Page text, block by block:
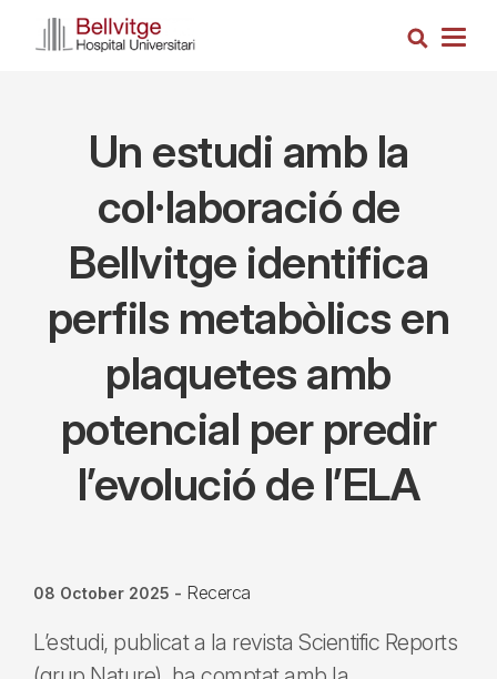
Search
Un estudi amb la
col·laboració de
Bellvitge identifica
perfils metabòlics en
plaquetes amb
potencial per predir
l’evolució de l’ELA
08 October 2025 - Recerca
L’estudi, publicat a la revista Scientific Reports